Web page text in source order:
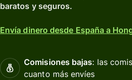
baratos y seguros.
Envía dinero desde España a
Comisiones bajas: las
cuanto más envíes